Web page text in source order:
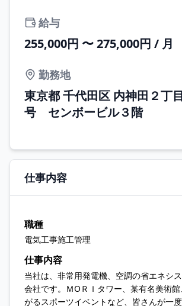
給与
255,000円 〜 275,000円 / 月
勤務地
東京都 千代田区 内神田２丁
号 センボービル３階
仕事内容
職種
電気工事施工管理
仕事内容
当社は、非常用発電機、空調の省エネシ
会社です。ＭОＲＩタワー、某有名美術
がるスポーツイベントなど、皆さんが一